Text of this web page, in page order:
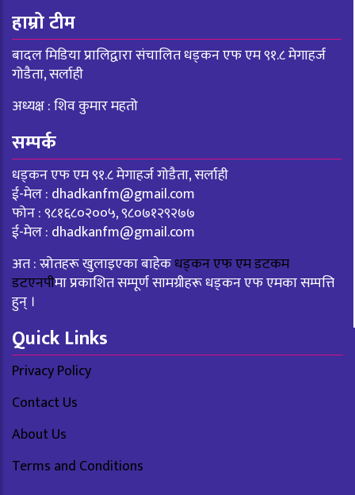
हाम्रो टीम
बादल मिडिया प्रालिद्वारा संचालित धड्कन एफ एम ९१.८ मेगाहर्ज
गोडैता, सर्लाही
अध्यक्ष : शिव कुमार महतो
सम्पर्क
धड्कन एफ एम ९१.८ मेगाहर्ज गोडैता, सर्लाही
ई-मेल : dhadkanfm@gmail.com
फोन : ९८१६८०२००५, ९८०७१२९२७७
ई-मेल : dhadkanfm@gmail.com
अत : स्रोतहरू खुलाइएका बाहेकधड्कन एफ एम डटकम
डटएनपीमा प्रकाशित सम्पूर्ण सामग्रीहरू धड्कन एफ एमका सम्पत्ति
हुन् ।
Quick Links
Privacy Policy
Contact Us
About Us
Terms and Conditions